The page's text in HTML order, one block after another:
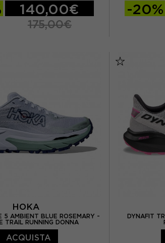
140,00€
175,00€
-20%
HOKA
5 AMBIENT BLUE ROSEMARY -
TRAIL RUNNING DONNA
ACQUISTA
DYNAFIT